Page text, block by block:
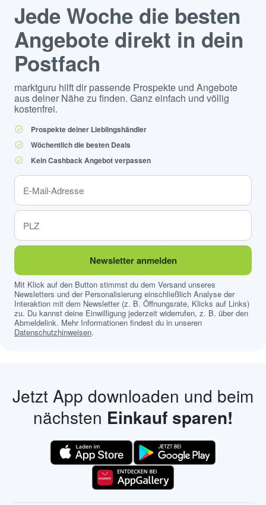
Jede Woche die besten
Angebote direkt in dein
Postfach
marktguru hilft dir passende Prospekte und Angebote
aus deiner Nähe zu finden. Ganz einfach und völlig
kostenfrei.
Prospekte deiner Lieblingshändler
Wöchentlich die besten Deals
Kein Cashback Angebot verpassen
Newsletter anmelden
Mit Klick auf den Button stimmst du dem Versand unseres
Newsletters und der Personalisierung einschließlich Analyse der
Interaktion mit dem Newsletter (z. B. Öffnungsrate, Klicks auf Links)
zu. Du kannst deine Einwilligung jederzeit widerrufen, z. B. über den
Abmeldelink. Mehr Informationen findest du in unseren
Datenschutzhinweisen.
Jetzt App downloaden und beim
nächsten Einkauf sparen!